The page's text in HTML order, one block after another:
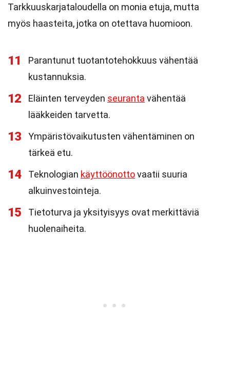
Tarkkuuskarjataloudella on monia etuja, mutta
myös haasteita, jotka on otettava huomioon.
11
Parantunut tuotantotehokkuus vähentää
kustannuksia.
12 Eläinten terveyden seuranta vähentää
lääkkeiden tarvetta.
13
Ympäristövaikutusten vähentäminen on
tärkeä etu.
14 Teknologian käyttöönottovaatii suuria
alkuinvestointeja.
15
Tietoturva ja yksityisyys ovat merkittäviä
huolenaiheita.